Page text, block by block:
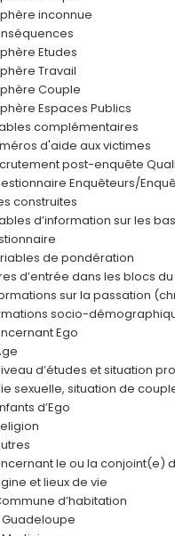
inconnue
Etudes
Travail
Couple
Espaces Publics
complémentaires
d'aide aux victimes
post-enquête Quali
Enquêteurs/
construites
d’information sur les
de pondération
d’entrée dans les blocs
sur la passation
socio-
Ego
d’études et situation
sexuelle, situation de
d’Ego
le ou la conjoint(e)
et lieux de vie
d’habitation
Guadeloupe